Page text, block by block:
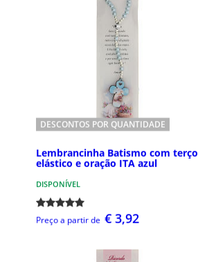
DESCONTOS POR QUANTIDADE
Lembrancinha Batismo com terço
elástico e oração ITA azul
DISPONÍVEL
Preço a partir de € 3,92